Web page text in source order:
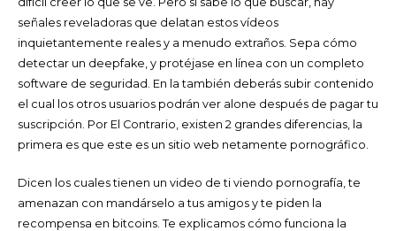
señales reveladoras que delatan estos vídeos
inquietantemente reales y a menudo extraños. Sepa cómo
detectar un deepfake, y protéjase en línea con un completo
software de seguridad. En la también deberás subir contenido
el cual los otros usuarios podrán ver alone después de pagar tu
suscripción. Por El Contrario, existen 2 grandes diferencias, la
primera es que este es un sitio web netamente pornográfico.
Dicen los cuales tienen un video de ti viendo pornografía, te
amenazan con mandárselo a tus amigos y te piden la
recompensa en bitcoins. Te explicamos cómo funciona la